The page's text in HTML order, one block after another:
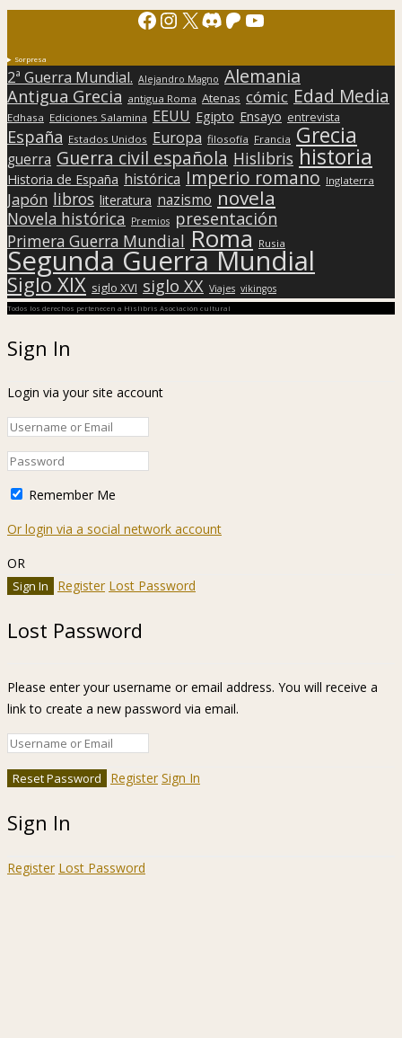
Facebook
Instagram
X Discord
Patreon
YouTube
Sorpresa
2ª Guerra Mundial. Alejandro Magno Alemania
Antigua Grecia antigua Roma Atenas cómic Edad Media
Edhasa Ediciones Salamina EEUU Egipto Ensayo entrevista
España Estados Unidos Europa filosofía Francia Grecia
guerra Guerra civil española Hislibris historia
Historia de España histórica Imperio romano Inglaterra
Japón libros literatura nazismo novela
Novela histórica Premios presentación
Primera Guerra Mundial Roma Rusia
Segunda Guerra Mundial
Siglo XIX siglo XVI siglo XX Viajes vikingos
Todos los derechos pertenecen a Hislibris Asociación cultural
Sign In
Login via your site account
Remember Me
Or login via a social network account
OR
Register Lost Password
Lost Password
Please enter your username or email address. You will receive a
link to create a new password via email.
Register Sign In
Sign In
Register Lost Password